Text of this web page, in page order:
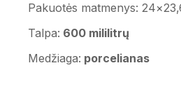
Pakuotės matmenys:
Talpa: 600 mililitrų
Medžiaga: porcelianas